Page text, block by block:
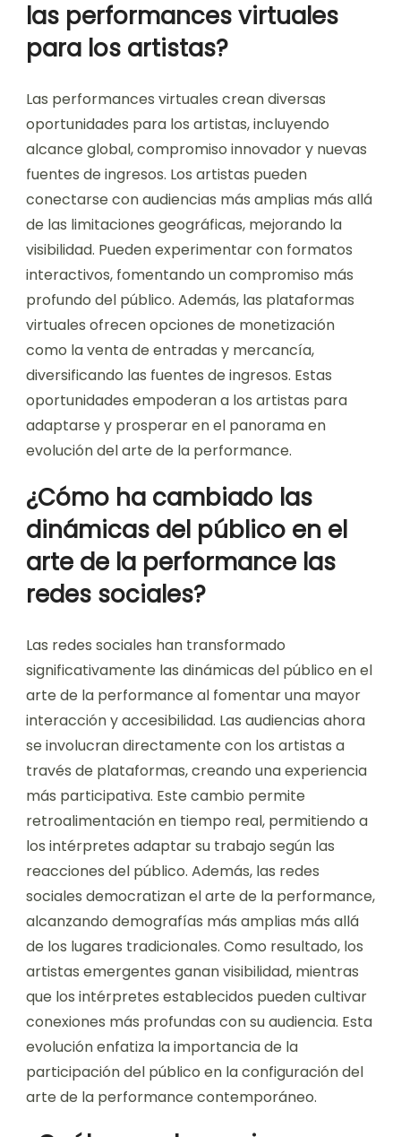
las performances virtuales
para los artistas?
Las performances virtuales crean diversas
oportunidades para los artistas, incluyendo
alcance global, compromiso innovador y nuevas
fuentes de ingresos. Los artistas pueden
conectarse con audiencias más amplias más allá
de las limitaciones geográficas, mejorando la
visibilidad. Pueden experimentar con formatos
interactivos, fomentando un compromiso más
profundo del público. Además, las plataformas
virtuales ofrecen opciones de monetización
como la venta de entradas y mercancía,
diversificando las fuentes de ingresos. Estas
oportunidades empoderan a los artistas para
adaptarse y prosperar en el panorama en
evolución del arte de la performance.
¿Cómo ha cambiado las
dinámicas del público en el
arte de la performance las
redes sociales?
Las redes sociales han transformado
significativamente las dinámicas del público en el
arte de la performance al fomentar una mayor
interacción y accesibilidad. Las audiencias ahora
se involucran directamente con los artistas a
través de plataformas, creando una experiencia
más participativa. Este cambio permite
retroalimentación en tiempo real, permitiendo a
los intérpretes adaptar su trabajo según las
reacciones del público. Además, las redes
sociales democratizan el arte de la performance,
alcanzando demografías más amplias más allá
de los lugares tradicionales. Como resultado, los
artistas emergentes ganan visibilidad, mientras
que los intérpretes establecidos pueden cultivar
conexiones más profundas con su audiencia. Esta
evolución enfatiza la importancia de la
participación del público en la configuración del
arte de la performance contemporáneo.